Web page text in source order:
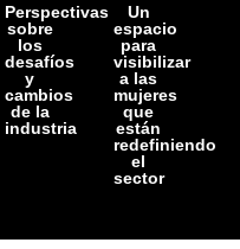
Perspectivas
sobre
los
desafíos
y
cambios
de la
industria
Un
espacio
para
visibilizar
a las
mujeres
que
están
redefiniendo
el
sector